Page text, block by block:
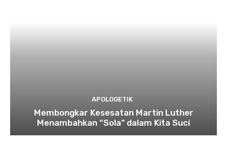
APOLOGETIK
Membongkar Kesesatan Martin Luther
Menambahkan “Sola” dalam Kita Suci